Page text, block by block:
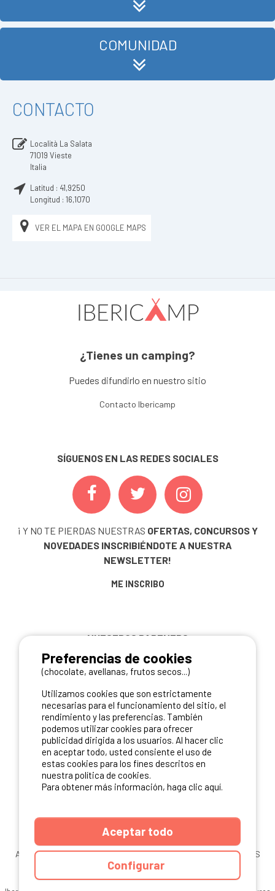
COMUNIDAD
CONTACTO
Località La Salata
71019 Vieste
Italia
Latitud : 41,9250
Longitud : 16,1070
VER EL MAPA EN GOOGLE MAPS
¿Tienes un camping?
Puedes difundirlo en nuestro sitio
Contacto Ibericamp
SÍGUENOS EN LAS REDES SOCIALES
¡ Y NO TE PIERDAS NUESTRAS OFERTAS, CONCURSOS Y
NOVEDADES INSCRIBIÉNDOTE A NUESTRA
NEWSLETTER!
ME INSCRIBO
NUESTROS PARTNERS
ANUARIO CGU DEL SITIO MENCIONES LEGALES
COOKIES
CARTA DE CONFIDENCIALIDAD
Preferencias de cookies
(chocolate, avellanas, frutos secos...)
Utilizamos cookies que son estrictamente
necesarias para el funcionamiento del sitio, el
rendimiento y las preferencias. También
podemos utilizar cookies para ofrecer
publicidad dirigida a los usuarios. Al hacer clic
en aceptar todo, usted consiente el uso de
estas cookies para los fines descritos en
nuestra política de cookies.
Para obtener más información, haga clic aquí.
Aceptar todo
Configurar